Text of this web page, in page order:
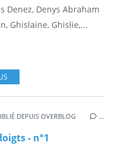
Denez, Denys Abraham
Ghislaine, Ghislie,...
DEPUIS OVERBLOG …
- n°1